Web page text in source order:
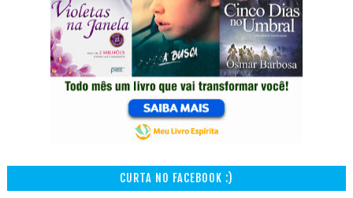
CURTA NO FACEBOOK :)